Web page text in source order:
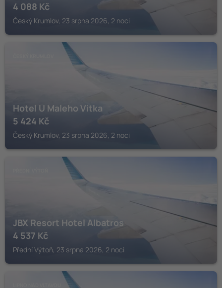
4 088 Kč
Český Krumlov, 23 srpna 2026, 2 noci
Hotel U Maleho Vitka
5 424 Kč
Český Krumlov, 23 srpna 2026, 2 noci
JBX Resort Hotel Albatros
4 537 Kč
Přední Výtoň, 23 srpna 2026, 2 noci